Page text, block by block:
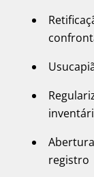
registro